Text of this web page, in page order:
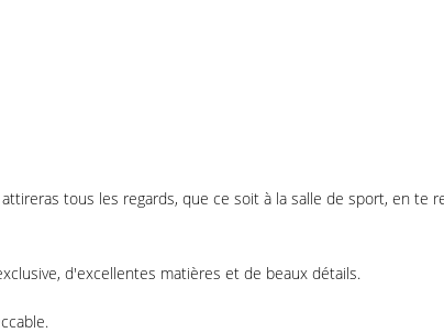
tous les regards, que ce soit à la salle de sport, en te
d'excellentes matières et de beaux détails.